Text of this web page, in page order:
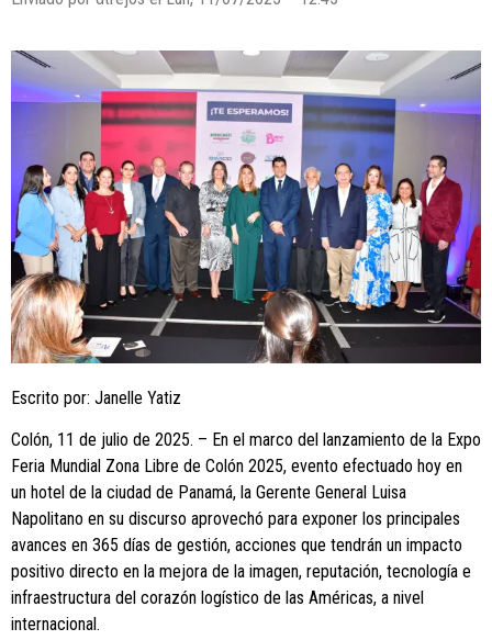
Escrito por: Janelle Yatiz
Colón, 11 de julio de 2025. – En el marco del lanzamiento de la Expo
Feria Mundial Zona Libre de Colón 2025, evento efectuado hoy en
un hotel de la ciudad de Panamá, la Gerente General Luisa
Napolitano en su discurso aprovechó para exponer los principales
avances en 365 días de gestión, acciones que tendrán un impacto
positivo directo en la mejora de la imagen, reputación, tecnología e
infraestructura del corazón logístico de las Américas, a nivel
internacional.